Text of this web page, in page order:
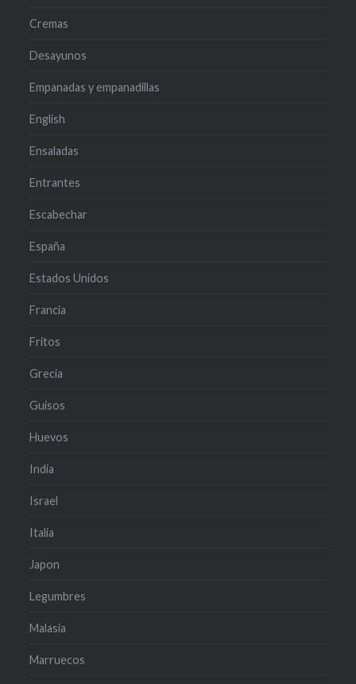
Cremas
Desayunos
Empanadas y empanadillas
English
Ensaladas
Entrantes
Escabechar
España
Estados Unidos
Francia
Fritos
Grecia
Guisos
Huevos
India
Israel
Italia
Japon
Legumbres
Malasia
Marruecos